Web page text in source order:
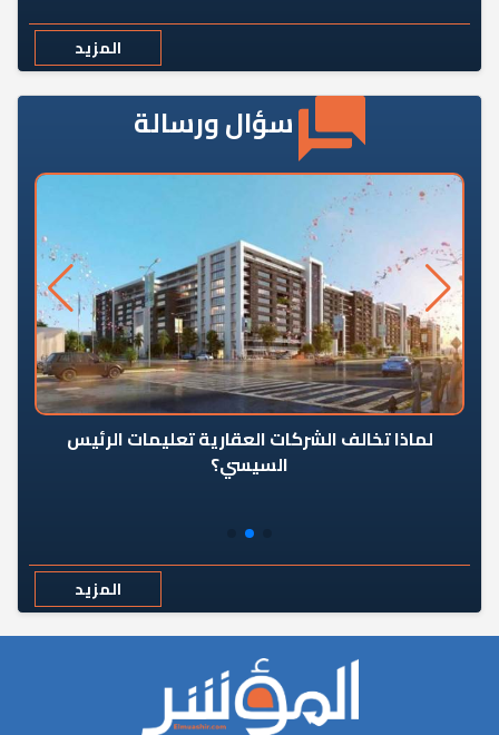
المزيد
سؤال ورسالة
لماذا تخالف الشركات العقارية تعليمات الرئيس
السيسي؟
المزيد